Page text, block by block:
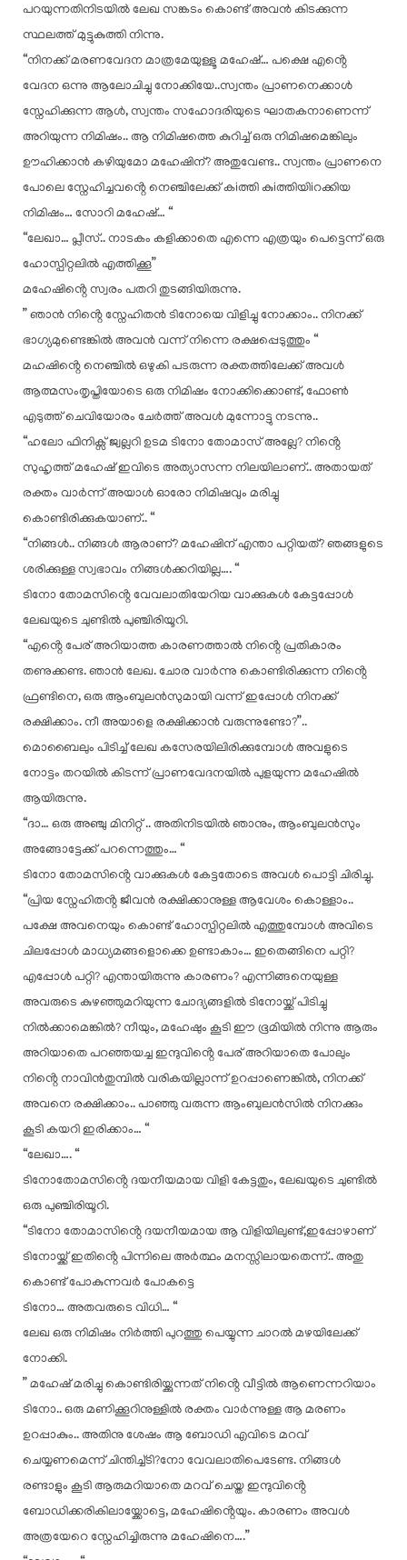
പറയുന്നതിനിടയിൽ ലേഖ സങ്കടം കൊണ്ട് അവൻ കിടക്കുന്ന
സ്ഥലത്ത് മുട്ടുകുത്തി നിന്നു.
“നിനക്ക് മരണവേദന മാത്രമേയുള്ളൂ മഹേഷ്… പക്ഷെ എൻ്റെ
വേദന ഒന്നു ആലോചിച്ചു നോക്കിയേ..സ്വന്തം പ്രാണനെക്കാൾ
സ്നേഹിക്കുന്ന ആൾ, സ്വന്തം സഹോദരിയുടെ ഘാതകനാണെന്ന്
അറിയുന്ന നിമിഷം.. ആ നിമിഷത്തെ കുറിച്ച് ഒരു നിമിഷമെങ്കിലും
ഊഹിക്കാൻ കഴിയുമോ മഹേഷിന്? അതുവേണ്ട.. സ്വന്തം പ്രാണനെ
പോലെ സ്നേഹിച്ചവൻ്റെ നെഞ്ചിലേക്ക് കiത്തി കുiത്തിയിiറക്കിയ
നിമിഷം… സോറി മഹേഷ്… “
“ലേഖാ… പ്ലീസ്.. നാടകം കളിക്കാതെ എന്നെ എത്രയും പെട്ടെന്ന് ഒരു
ഹോസ്പിറ്റലിൽ എത്തിക്കൂ”
മഹേഷിൻ്റെ സ്വരം പതറി തുടങ്ങിയിരുന്നു.
” ഞാൻ നിൻ്റെ സ്നേഹിതൻ ടിനോയെ വിളിച്ചു നോക്കാം.. നിനക്ക്
ഭാഗ്യമുണ്ടെങ്കിൽ അവൻ വന്ന് നിന്നെ രക്ഷപ്പെടുത്തും “
മഹഷിൻ്റെ നെഞ്ചിൽ ഒഴുകി പടരുന്ന രക്തത്തിലേക്ക് അവൾ
ആത്മസംതൃപ്തിയോടെ ഒരു നിമിഷം നോക്കിക്കൊണ്ട്, ഫോൺ
എടുത്ത് ചെവിയോരം ചേർത്ത് അവൾ മുന്നോട്ടു നടന്നു..
“ഹലോ ഫിനിക്സ് ജ്വല്ലറി ഉടമ ടിനോ തോമാസ് അല്ലേ? നിൻ്റെ
സുഹൃത്ത് മഹേഷ് ഇവിടെ അത്യാസന്ന നിലയിലാണ്.. അതായത്
രക്തം വാർന്ന് അയാൾ ഓരോ നിമിഷവും മരിച്ചു
കൊണ്ടിരിക്കുകയാണ്.. “
“നിങ്ങൾ.. നിങ്ങൾ ആരാണ്? മഹേഷിന് എന്താ പറ്റിയത്? ഞങ്ങളുടെ
ശരിക്കുള്ള സ്വഭാവം നിങ്ങൾക്കറിയില്ല…. “
ടിനോ തോമസിൻ്റെ വേവലാതിയേറിയ വാക്കുകൾ കേട്ടപ്പോൾ
ലേഖയുടെ ചുണ്ടിൽ പുഞ്ചിരിയൂറി.
“എൻ്റെ പേര് അറിയാത്ത കാരണത്താൽ നിൻ്റെ പ്രതികാരം
തണുക്കണ്ട. ഞാൻ ലേഖ. ചോര വാർന്നു കൊണ്ടിരിക്കുന്ന നിൻ്റെ
ഫ്രണ്ടിനെ, ഒരു ആംബുലൻസുമായി വന്ന് ഇപ്പോൾ നിനക്ക്
രക്ഷിക്കാം. നീ അയാളെ രക്ഷിക്കാൻ വരുന്നുണ്ടോ?”..
മൊബൈലും പിടിച്ച് ലേഖ കസേരയിലിരിക്കുമ്പോൾ അവളുടെ
നോട്ടം തറയിൽ കിടന്ന് പ്രാണവേദനയിൽ പുളയുന്ന മഹേഷിൽ
ആയിരുന്നു.
“ദാ… ഒരു അഞ്ചു മിനിറ്റ് .. അതിനിടയിൽ ഞാനും, ആംബുലൻസും
അങ്ങോട്ടേക്ക് പറന്നെത്തും… “
ടിനോ തോമസിൻ്റെ വാക്കുകൾ കേട്ടതോടെ അവൾ പൊട്ടി ചിരിച്ചു.
“പ്രിയ സ്നേഹിതൻ്റ ജീവൻ രക്ഷിക്കാനുള്ള ആവേശം കൊള്ളാം..
പക്ഷേ അവനെയും കൊണ്ട് ഹോസ്പിറ്റലിൽ എത്തുമ്പോൾ അവിടെ
ചിലപ്പോൾ മാധ്യമങ്ങളൊക്കെ ഉണ്ടാകാം… ഇതെങ്ങിനെ പറ്റി?
എപ്പോൾ പറ്റി? എന്തായിരുന്നു കാരണം? എന്നിങ്ങനെയുള്ള
അവരുടെ കുഴഞ്ഞുമറിയുന്ന ചോദ്യങ്ങളിൽ ടിനോയ്ക്ക് പിടിച്ചു
നിൽക്കാമെങ്കിൽ? നീയും, മഹേഷും കൂടി ഈ ഭൂമിയിൽ നിന്നു ആരും
അറിയാതെ പറഞ്ഞയച്ച ഇന്ദുവിൻ്റെ പേര് അറിയാതെ പോലും
നിൻ്റെ നാവിൻതുമ്പിൽ വരികയില്ലാന്ന് ഉറപ്പാണെങ്കിൽ, നിനക്ക്
അവനെ രക്ഷിക്കാം.. പാഞ്ഞു വരുന്ന ആംബുലൻസിൽ നിനക്കും
കൂടി കയറി ഇരിക്കാം… “
“ലേഖാ…. “
ടിനോതോമസിൻ്റെ ദയനീയമായ വിളി കേട്ടതും, ലേഖയുടെ ചുണ്ടിൽ
ഒരു പുഞ്ചിരിയൂറി.
“ടിനോ തോമാസിൻ്റെ ദയനീയമായ ആ വിളിയിലുണ്ട്,ഇപ്പോഴാണ്
ടിനോയ്ക്ക് ഇതിൻ്റെ പിന്നിലെ അർത്ഥം മനസ്സിലായതെന്ന്.. അതു
കൊണ്ട് പോകുന്നവർ പോകട്ടെ
ടിനോ… അതവരുടെ വിധി… “
ലേഖ ഒരു നിമിഷം നിർത്തി പുറത്തു പെയ്യുന്ന ചാറൽ മഴയിലേക്ക്
നോക്കി.
” മഹേഷ് മരിച്ചു കൊണ്ടിരിയ്ക്കുന്നത് നിൻ്റെ വീട്ടിൽ ആണെന്നറിയാം
ടിനോ.. ഒരു മണിക്കൂറിനുള്ളിൽ രക്തം വാർന്നുള്ള ആ മരണം
ഉറപ്പാകും.. അതിനു ശേഷം ആ ബോഡി എവിടെ മറവ്
ചെയ്യണമെന്ന് ചിന്തിച്ച്ടി?നോ വേവലാതിപെടേണ്ട. നിങ്ങൾ
രണ്ടാളും കൂടി ആരുമറിയാതെ മറവ് ചെയ്ത ഇന്ദുവിൻ്റെ
ബോഡിക്കരികിലായ്ക്കോട്ടെ, മഹേഷിൻ്റെയും. കാരണം അവൾ
അത്രയേറെ സ്നേഹിച്ചിരുന്നു മഹേഷിനെ….”